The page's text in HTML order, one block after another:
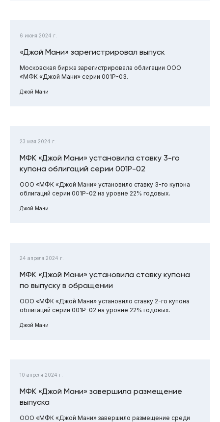
6 июня 2024 г.
«Джой Мани» зарегистрировал выпуск
Московская биржа зарегистрировала облигации ООО
«МФК «Джой Мани» серии 001Р-03.
Джой Мани
23 мая 2024 г.
МФК «Джой Мани» установила ставку 3-го
купона облигаций серии 001Р-02
ООО «МФК «Джой Мани» установило ставку 3-го купона
облигаций серии 001Р-02 на уровне 22% годовых.
Джой Мани
24 апреля 2024 г.
МФК «Джой Мани» установила ставку купона
по выпуску в обращении
ООО «МФК «Джой Мани» установило ставку 2-го купона
облигаций серии 001Р-02 на уровне 22% годовых.
Джой Мани
10 апреля 2024 г.
МФК «Джой Мани» завершила размещение
выпуска
ООО «МФК «Джой Мани» завершило размещение среди